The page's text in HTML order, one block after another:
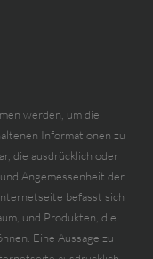
werden, um die
Informationen zu
die ausdrücklich oder
Angemessenheit der
befasst sich
und Produkten, die
Eine Aussage zu